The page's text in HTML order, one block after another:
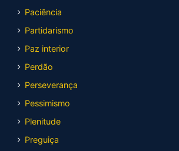
Paciência
Partidarismo
Paz interior
Perdão
Perseverança
Pessimismo
Plenitude
Preguiça